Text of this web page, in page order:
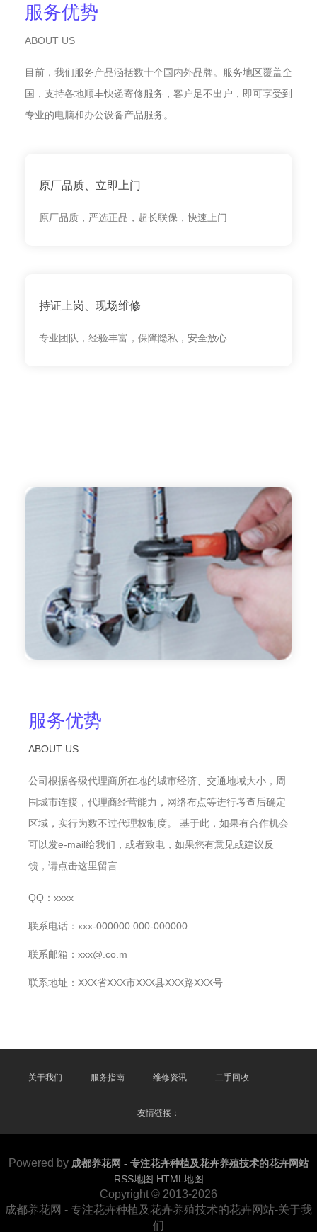
服务优势
ABOUT US
目前，我们服务产品涵括数十个国内外品牌。服务地区覆盖全
国，支持各地顺丰快递寄修服务，客户足不出户，即可享受到
专业的电脑和办公设备产品服务。
原厂品质、立即上门
原厂品质，严选正品，超长联保，快速上门
持证上岗、现场维修
专业团队，经验丰富，保障隐私，安全放心
服务优势
ABOUT US
公司根据各级代理商所在地的城市经济、交通地域大小，周
围城市连接，代理商经营能力，网络布点等进行考查后确定
区域，实行为数不过代理权制度。 基于此，如果有合作机会
可以发e-mail给我们，或者致电，如果您有意见或建议反
馈，请点击这里留言
QQ：xxxx
联系电话：xxx-000000 000-000000
联系邮箱：xxx@.co.m
联系地址：XXX省XXX市XXX县XXX路XXX号
关于我们 服务指南 维修资讯 二手回收
友情链接：
Powered by 成都养花网 - 专注花卉种植及花卉养殖技术的花卉网站
RSS地图 HTML地图
Copyright © 2013-2026
成都养花网 - 专注花卉种植及花卉养殖技术的花卉网站-关于我
们